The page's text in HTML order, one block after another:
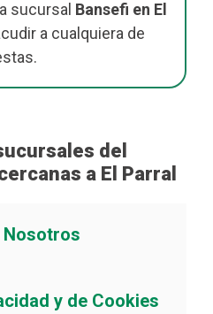
sucursal Bansefi en El
a cualquiera de
del
a El Parral
Nosotros
y de Cookies